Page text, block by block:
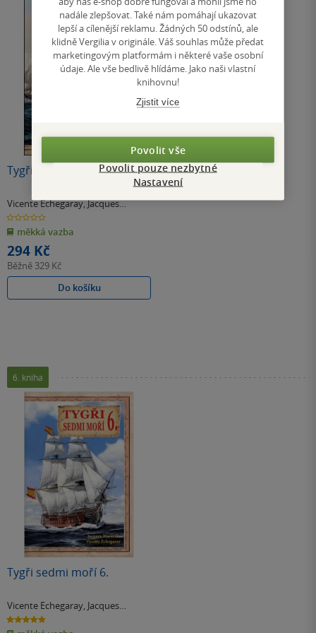
Tygři sedmi moří 5.
Vicente Echegaray,Jacques
Marseille
0.0
z
5
hvězdiček
měkká vazba
294 Kč
Běžně 329 Kč
Do košíku
6. kniha
Tygři sedmi moří 6.
Vicente Echegaray, Jacques
Marseille
5.0
z
nadále zlepšovat. Také nám pomáhají ukazovat
lepší a cílenější reklamu. Žádných 50 odstínů, ale
klidně Vergilia v originále. Váš souhlas může předat
marketingovým platformám i některé vaše osobní
údaje. Ale vše bedlivě hlídáme. Jako naši vlastní
knihovnu!
Zjistit více
Povolit vše
Povolit pouze nezbytné
Nastavení